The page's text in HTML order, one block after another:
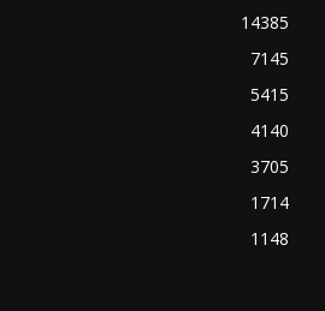
14385
7145
5415
4140
3705
1714
1148